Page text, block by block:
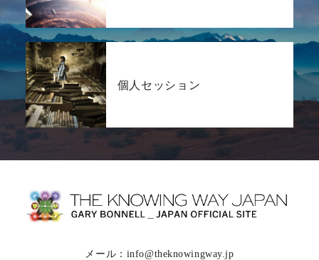
個人セッション
メール：info@theknowingway.jp